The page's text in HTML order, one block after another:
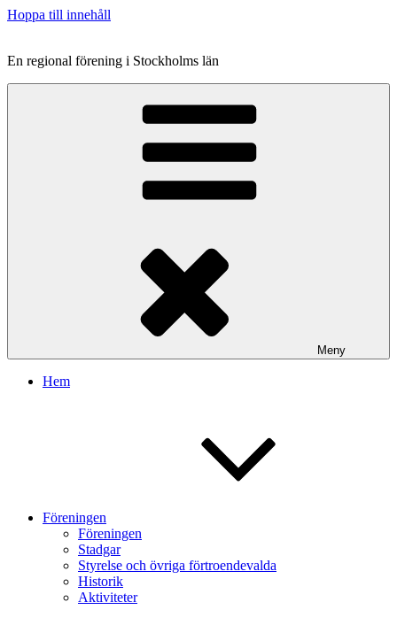
Hoppa till innehåll
En regional förening i Stockholms län
Meny
Hem
Föreningen
Föreningen
Stadgar
Styrelse och övriga förtroendevalda
Historik
Aktiviteter